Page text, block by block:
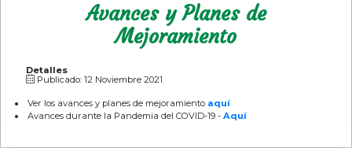
Avances y Planes de
Mejoramiento
Detalles
Publicado: 12 Noviembre 2021
Ver los avances y planes de mejoramiento aquí
Avances durante la Pandemia del COVID-19 - Aquí